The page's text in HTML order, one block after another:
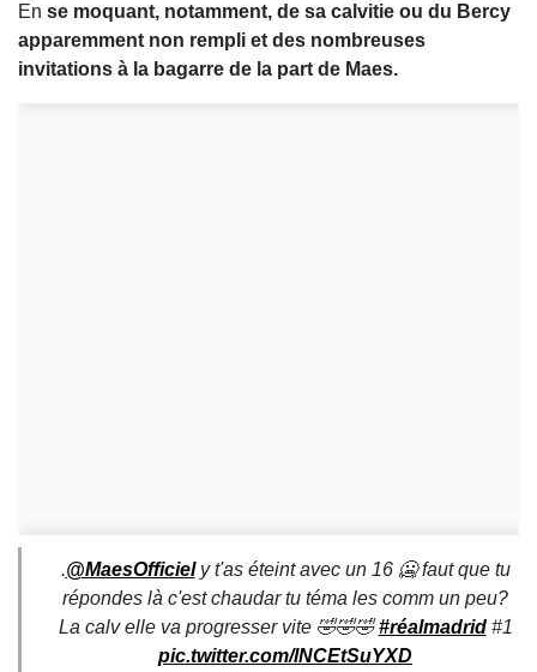
En se moquant, notamment, de sa calvitie ou du Bercy
apparemment non rempli et des nombreuses
invitations à la bagarre de la part de Maes.
.@MaesOfficiely t'as éteint avec un 16 🥶 faut que tu
répondes là c'est chaudar tu téma les comm un peu?
La calv elle va progresser vite 🤣🤣🤣#réalmadrid#1
pic.twitter.com/lNCEtSuYXD